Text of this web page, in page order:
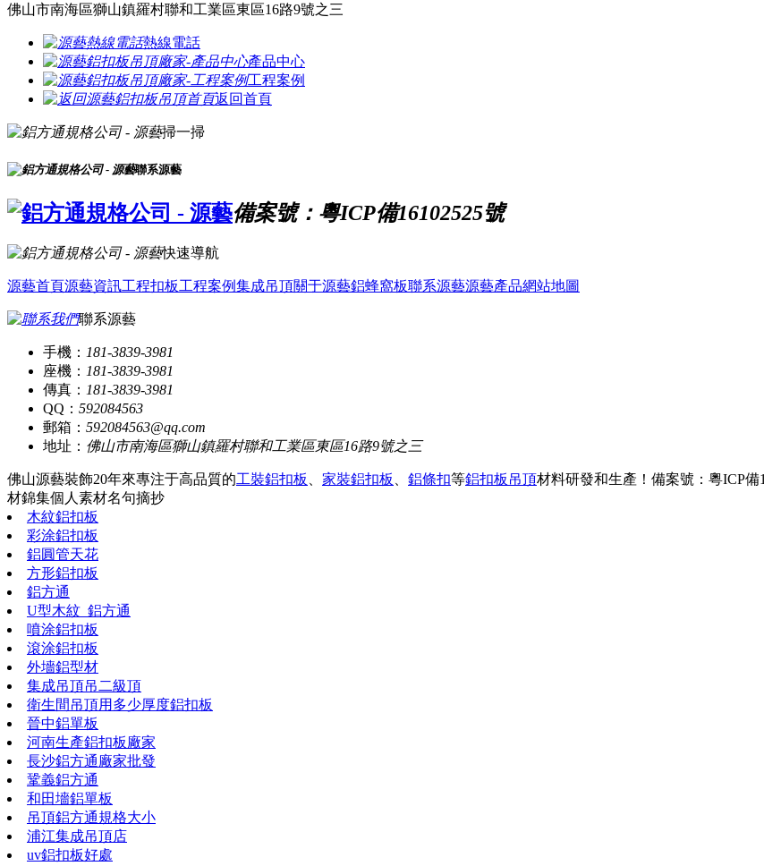
佛山市南海區獅山鎮羅村聯和工業區東區16路9號之三
熱線電話
產品中心
工程案例
返回首頁
掃一掃
聯系源藝
備案號：粵ICP備16102525號
快速導航
源藝首頁源藝資訊工程扣板工程案例集成吊頂關于源藝鋁蜂窩板聯系源藝源藝產品網站地圖
聯系源藝
手機： 181-3839-3981
座機： 181-3839-3981
傳真： 181-3839-3981
QQ： 592084563
郵箱： 592084563@qq.com
地址： 佛山市南海區獅山鎮羅村聯和工業區東區16路9號之三
佛山源藝裝飾20年來專注于高品質的工裝鋁扣板 、 家裝鋁扣板 、 鋁條扣等鋁扣板吊頂材料研發和生產！ 備案號：粵ICP備
材錦集個人素材名句摘抄
木紋鋁扣板
彩涂鋁扣板
鋁圓管天花
方形鋁扣板
鋁方通
U型木紋_鋁方通
噴涂鋁扣板
滾涂鋁扣板
外墻鋁型材
集成吊頂吊二級頂
衛生間吊頂用多少厚度鋁扣板
晉中鋁單板
河南生產鋁扣板廠家
長沙鋁方通廠家批發
鞏義鋁方通
和田墻鋁單板
吊頂鋁方通規格大小
浦江集成吊頂店
uv鋁扣板好處